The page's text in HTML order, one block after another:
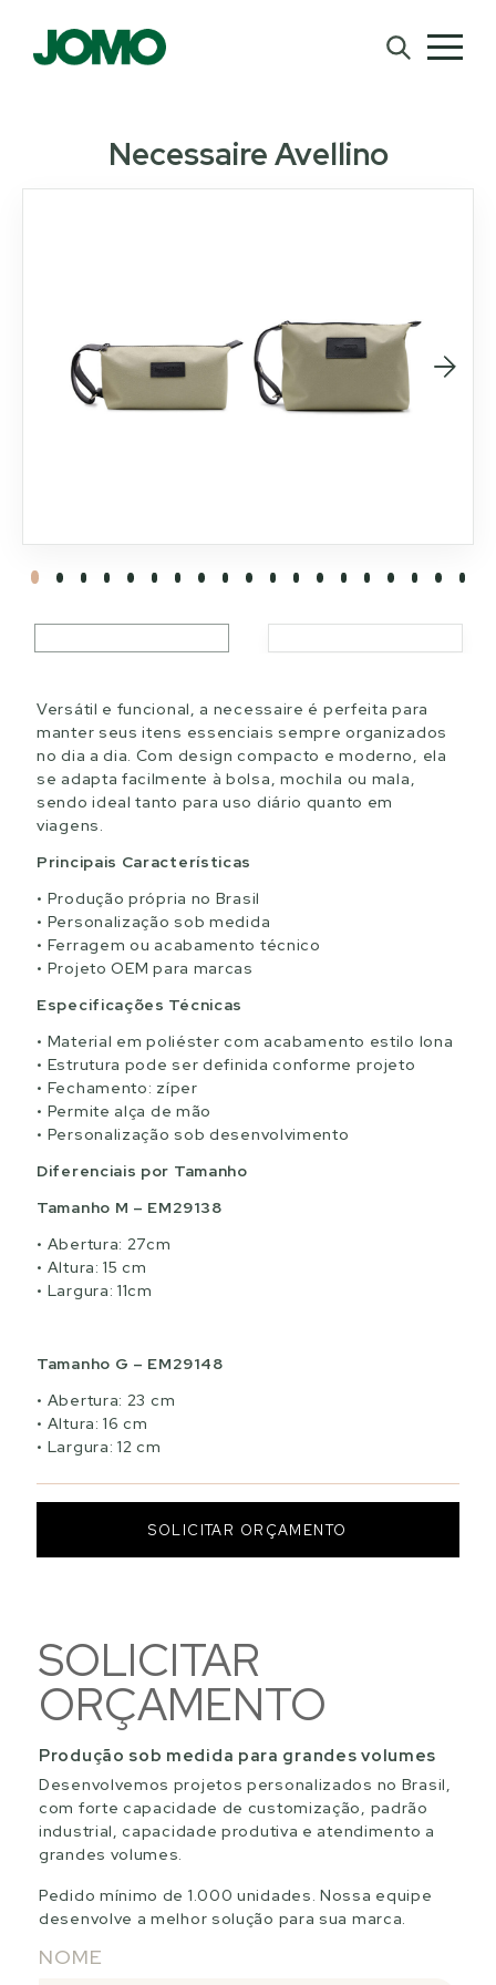
Necessaire Avellino
Versátil e funcional, a necessaire é perfeita para
manter seus itens essenciais sempre organizados
no dia a dia. Com design compacto e moderno, ela
se adapta facilmente à bolsa, mochila ou mala,
sendo ideal tanto para uso diário quanto em
viagens.
Principais Características
Produção própria no Brasil
Personalização sob medida
Ferragem ou acabamento técnico
Projeto OEM para marcas
Especificações Técnicas
Material em poliéster com acabamento estilo lona
Estrutura pode ser definida conforme projeto
Fechamento: zíper
Permite alça de mão
Personalização sob desenvolvimento
Diferenciais por Tamanho
Tamanho M – EM29138
Abertura: 27cm
Altura: 15 cm
Largura: 11cm
Tamanho G – EM29148
Abertura: 23 cm
Altura: 16 cm
Largura: 12 cm
SOLICITAR ORÇAMENTO
SOLICITAR
ORÇAMENTO
Produção sob medida para grandes volumes
Desenvolvemos projetos personalizados no Brasil,
com forte capacidade de customização, padrão
industrial, capacidade produtiva e atendimento a
grandes volumes.
Pedido mínimo de 1.000 unidades. Nossa equipe
desenvolve a melhor solução para sua marca.
NOME